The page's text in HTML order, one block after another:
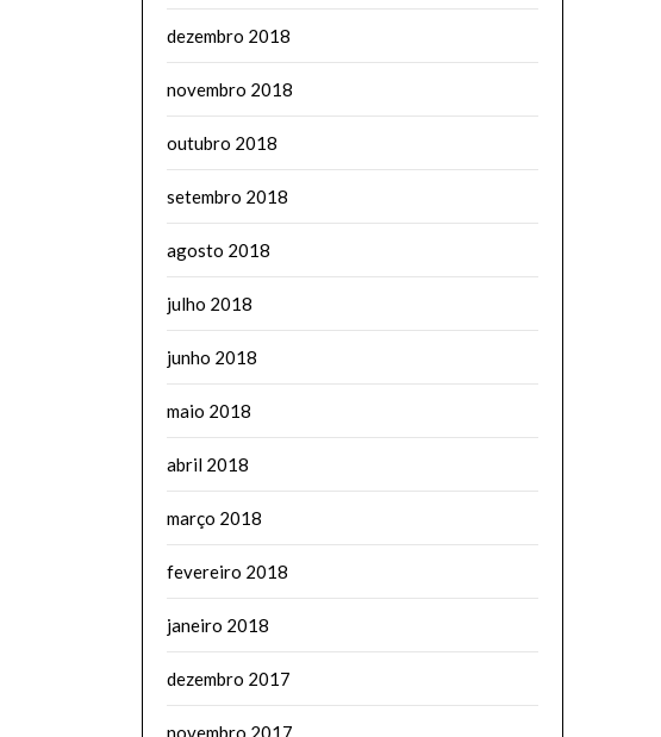
dezembro 2018
novembro 2018
outubro 2018
setembro 2018
agosto 2018
julho 2018
junho 2018
maio 2018
abril 2018
março 2018
fevereiro 2018
janeiro 2018
dezembro 2017
novembro 2017